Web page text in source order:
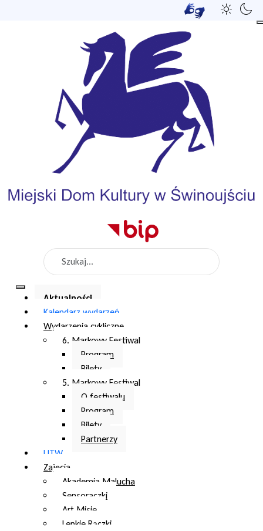
Aktualności
Kalendarz wydarzeń
Wydarzenia cykliczne
6. Markowy Festiwal
Program
Bilety
5. Markowy Festiwal
O festiwalu
Program
Bilety
Partnerzy
UTW
Zajęcia
Akademia Malucha
Sensoraczki
Art Misie
Lepkie Rączki